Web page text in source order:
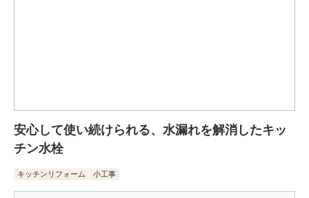
安心して使い続けられる、水漏れを解消したキッ
チン水栓
キッチンリフォーム 小工事